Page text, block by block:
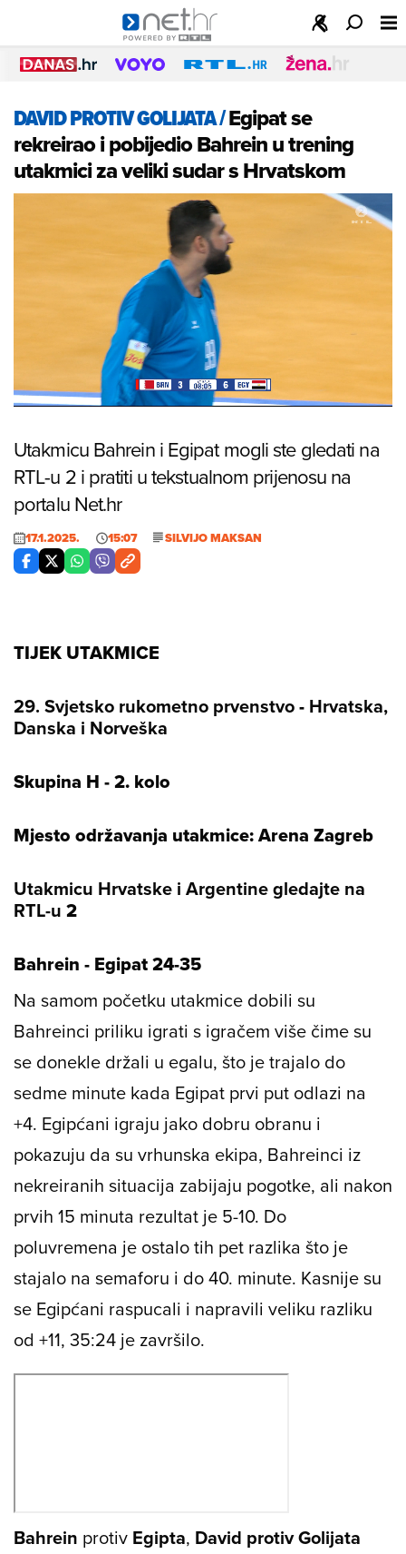
DAVID PROTIV GOLIJATA/Egipat se
rekreirao i pobijedio Bahrein u trening
utakmici za veliki sudar s Hrvatskom
Unmute /
Loaded
100.00%
Utakmicu Bahrein i Egipat mogli ste gledati na
RTL-u 2 i pratiti u tekstualnom prijenosu na
portalu Net.hr
17.1.2025. 15:07 SILVIJO MAKSAN
TIJEK UTAKMICE
29. Svjetsko rukometno prvenstvo- Hrvatska,
Danska i Norveška
Skupina H -2. kolo
Mjesto održavanja utakmice: Arena Zagreb
Utakmicu Hrvatske i Argentine gledajte na
RTL-u 2
Bahrein - Egipat 24-35
Na samom početku utakmice dobili su
Bahreinci priliku igrati s igračem više čime su
se donekle držali u egalu, što je trajalo do
sedme minute kada Egipat prvi put odlazi na
+4. Egipćani igraju jako dobru obranu i
pokazuju da su vrhunska ekipa, Bahreinci iz
nekreiranih situacija zabijaju pogotke, ali nakon
prvih 15 minuta rezultat je 5-10. Do
poluvremena je ostalo tih pet razlika što je
stajalo na semaforu i do 40. minute. Kasnije su
se Egipćani raspucali i napravili veliku razliku
od +11, 35:24 je završilo.
Bahrein protiv Egipta, David protiv Golijata